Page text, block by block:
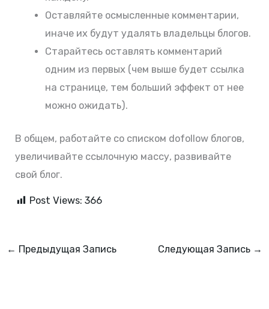
Оставляйте осмысленные комментарии,
иначе их будут удалять владельцы блогов.
Старайтесь оставлять комментарий
одним из первых (чем выше будет ссылка
на странице, тем больший эффект от нее
можно ожидать).
В общем, работайте со списком dofollow блогов,
увеличивайте ссылочную массу, развивайте
свой блог.
Post Views: 366
← Предыдущая Запись Следующая Запись →